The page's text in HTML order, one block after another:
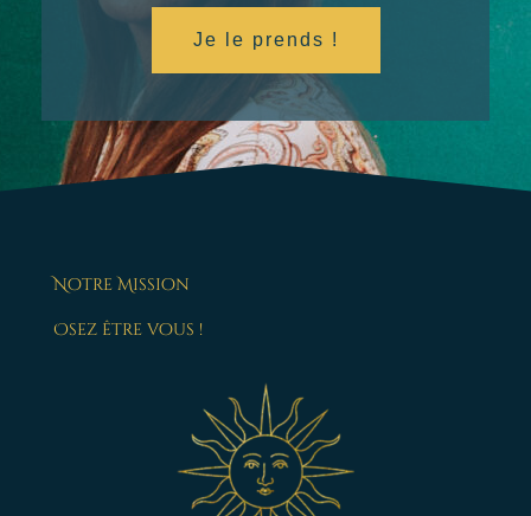
Je le prends !
Notre Mission
Osez être vous !